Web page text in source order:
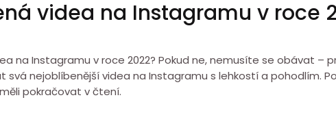
videa na Instagramu v roce
na Instagramu v roce 2022? Pokud ne, nemusíte se obávat –
svá nejoblíbenější videa na Instagramu s lehkostí a pohodlím.
pokračovat v čtení.